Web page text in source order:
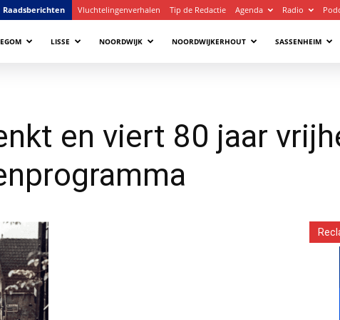
Raadsberichten Vluchtelingenverhalen Tip de Redactie Agenda Radio
LISSE NOORDWIJK NOORDWIJKERHOUT SASSENHEIM
en viert 80 jaar